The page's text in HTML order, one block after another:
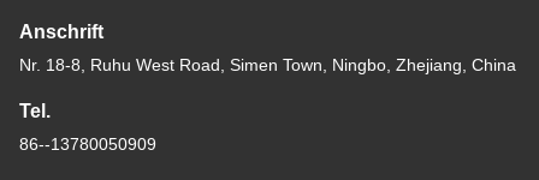
Anschrift
Nr. 18-8, Ruhu West Road, Simen Town, Ningbo, Zhejiang, China
Tel.
86--13780050909